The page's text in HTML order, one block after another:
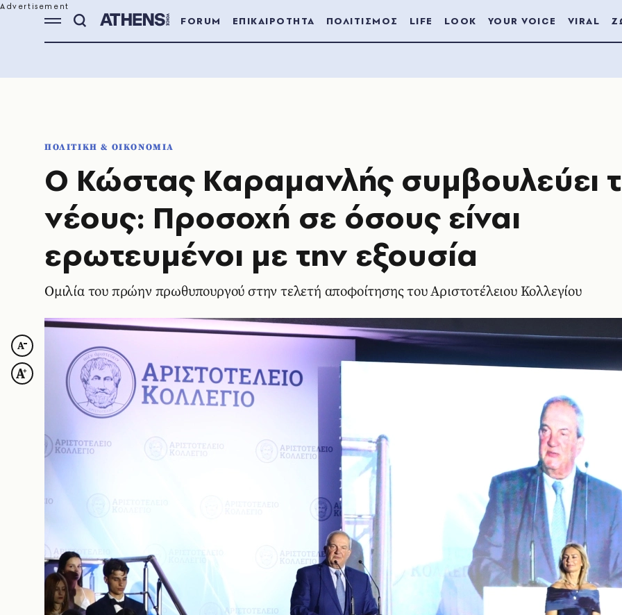
FORUM ΕΠΙΚΑΙΡΟΤΗΤΑ ΠΟΛΙΤΙΣΜΟΣ LIFE LOOK YOUR VOICE VIRAL
ΠΟΛΙΤΙΚΗ & ΟΙΚΟΝΟΜΙΑ
O Κώστας Καραμανλής συμβουλεύει
νέους: Προσοχή σε όσους είναι
ερωτευμένοι με την εξουσία
Ομιλία του πρώην πρωθυπουργού στην τελετή αποφοίτησης του Αριστοτέλειου Κολλεγίου